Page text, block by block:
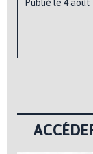
Publié le 4 août